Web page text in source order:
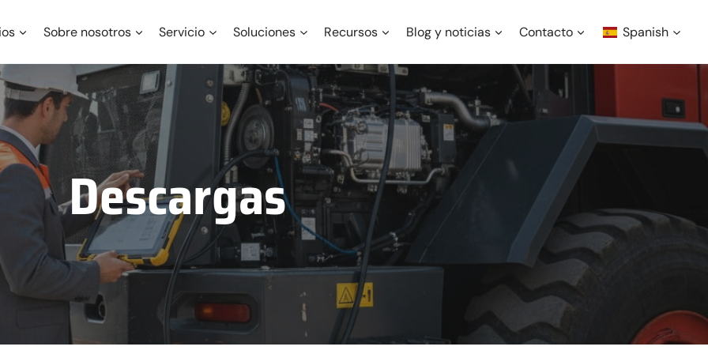
Sobre nosotros Servicio Soluciones Recursos Blog y noticias Contacto Spanish
Descargas